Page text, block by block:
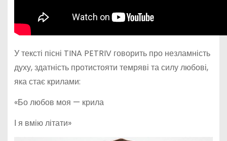
У тексті пісні TINA PETRIV говорить про незламність
духу, здатність протистояти темряві та силу любові,
яка стає крилами:
«Бо любов моя — крила
І я вмію літати»